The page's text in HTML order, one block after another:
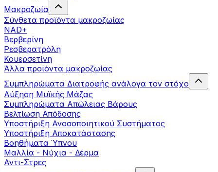
Μακροζωία
Σύνθετα προϊόντα μακροζωίας
NAD+
Βερβερίνη
Ρεσβερατρόλη
Κουερσετίνη
Άλλα προϊόντα μακροζωίας
Συμπληρώματα Διατροφής ανάλογα τον στόχο
Αύξηση Μυϊκής Μάζας
Συμπληρώματα Aπώλειας Βάρους
Βελτίωση Απόδοσης
Υποστήριξη Ανοσοποιητικού Συστήματος
Yποστήριξη Αποκατάστασης
Βοηθήματα Ύπνου
Μαλλία - Νύχια - Δέρμα
Αντι-Στρες